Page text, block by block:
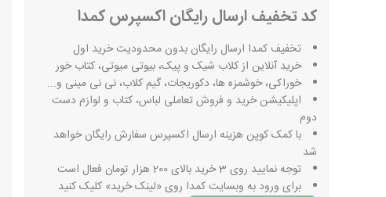
کد تخفیف ارسال رایگان اکسپرس کمدا
تخفیف کمدا ارسال رایگان بدون محدودیت خرید اول
خرید آنلاین از کلاب شیک و پیک، بیوتی میوتی، کتاب خور
خوراکی، خوشمزه ها، دکوریجات، گیم کلاب، نی نی مینی و...
اپلیکیشن خرید و فروش تعاملی لباس، کتاب و لوازم دست
دوم
با کمک کوپن هزینه ارسال اکسپرس سفارش رایگان خواهد
شد
توجه نمایید روی 3 خرید بالای 200 هزار تومان فعال است
برای ورود به وبسایت کمدا روی «لینک خرید» کلیک کنید